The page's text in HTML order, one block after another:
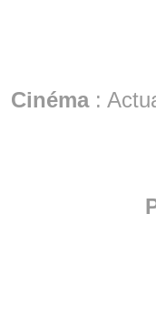
Cinéma: